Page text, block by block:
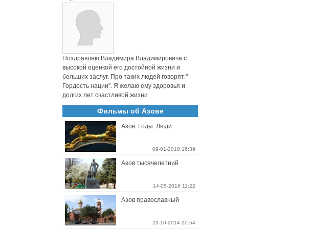
Поздравляю Владимира Владимировича с
высокой оценкой его достойной жизни и
больших заслуг. Про таких людей говорят:"
Гордость нации". Я желаю ему здоровья и
долгих лет счастливой жизни
Фильмы об Азове
Азов. Годы. Люди.
09-01-2018 16:39
Азов тысячелетний
14-05-2016 11:22
Азов православный
23-10-2014 20:54